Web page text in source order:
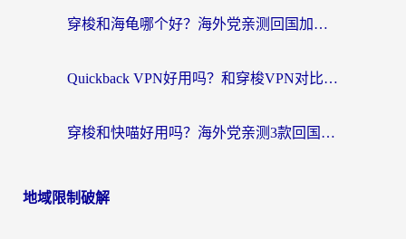
穿梭和海龟哪个好？海外党亲测回国加速器，附电脑免费VPN推荐
Quickback VPN好用吗？和穿梭VPN对比哪个回国效果更好？海外党必看的真实测评与选择指南
穿梭和快喵好用吗？海外党亲测3款回国加速器，附日本回国VPN避坑指南
地域限制破解